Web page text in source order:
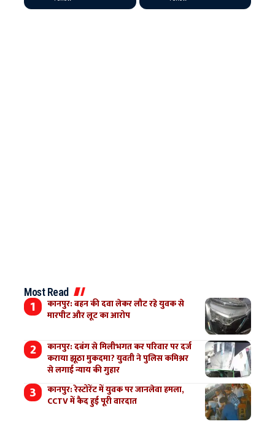
Most Read
कानपुर: बहन की दवा लेकर लौट रहे युवक से
मारपीट और लूट का आरोप
कानपुर: दबंग से मिलीभगत कर परिवार पर दर्ज
कराया झूठा मुकदमा? युवती ने पुलिस कमिश्नर
से लगाई न्याय की गुहार
कानपुर: रेस्टोरेंट में युवक पर जानलेवा हमला,
CCTV में कैद हुई पूरी वारदात